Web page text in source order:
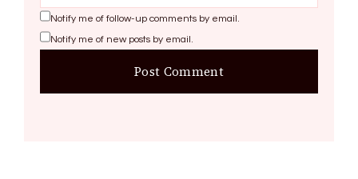
Notify me of follow-up comments by email.
Notify me of new posts by email.